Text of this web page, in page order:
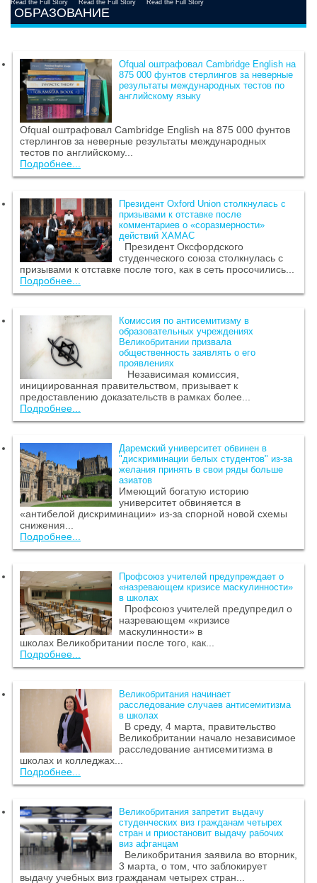
Read the Full Story Read the Full Story Read the Full Story
ОБРАЗОВАНИЕ
Ofqual оштрафовал Cambridge English на
875 000 фунтов стерлингов за неверные
результаты международных тестов по
английскому языку
Ofqual оштрафовал Cambridge English на 875 000 фунтов
стерлингов за неверные результаты международных
тестов по английскому...
Подробнее...
Президент Oxford Union столкнулась с
призывами к отставке после
комментариев о «соразмерности»
действий ХАМАС
Президент Оксфордского
студенческого союза столкнулась с
призывами к отставке после того, как в сеть просочились...
Подробнее...
Комиссия по антисемитизму в
образовательных учреждениях
Великобритании призвала
общественность заявлять о его
проявлениях
Независимая комиссия,
инициированная правительством, призывает к
предоставлению доказательств в рамках более...
Подробнее...
Даремский университет обвинен в
"дискриминации белых студентов" из-за
желания принять в свои ряды больше
азиатов
Имеющий богатую историю
университет обвиняется в
«антибелой дискриминации» из-за спорной новой схемы
снижения...
Подробнее...
Профсоюз учителей предупреждает о
«назревающем кризисе маскулинности»
в школах
Профсоюз учителей предупредил о
назревающем «кризисе
маскулинности» в
школах Великобритании после того, как...
Подробнее...
Великобритания начинает
расследование случаев антисемитизма
в школах
В среду, 4 марта, правительство
Великобритании начало независимое
расследование антисемитизма в
школах и колледжах...
Подробнее...
Великобритания запретит выдачу
студенческих виз гражданам четырех
стран и приостановит выдачу рабочих
виз афганцам
Великобритания заявила во вторник,
3 марта, о том, что заблокирует
выдачу учебных виз гражданам четырех стран...